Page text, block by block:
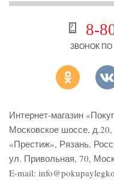
8-
ЗВОНОК
Интернет-магазин
Московское шоссе,
«Престиж», Рязань,
ул. Привольная, 70,
E-mail: